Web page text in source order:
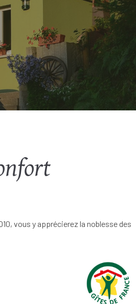
vous y apprécierez la noblesse des